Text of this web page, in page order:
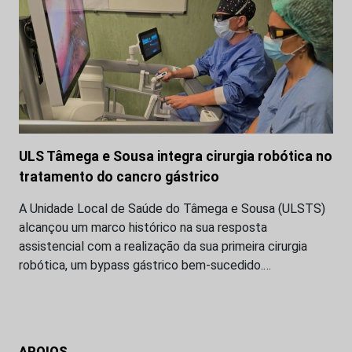
ULS Tâmega e Sousa integra cirurgia robótica no
tratamento do cancro gástrico
A Unidade Local de Saúde do Tâmega e Sousa (ULSTS)
alcançou um marco histórico na sua resposta
assistencial com a realização da sua primeira cirurgia
robótica, um bypass gástrico bem-sucedido.…